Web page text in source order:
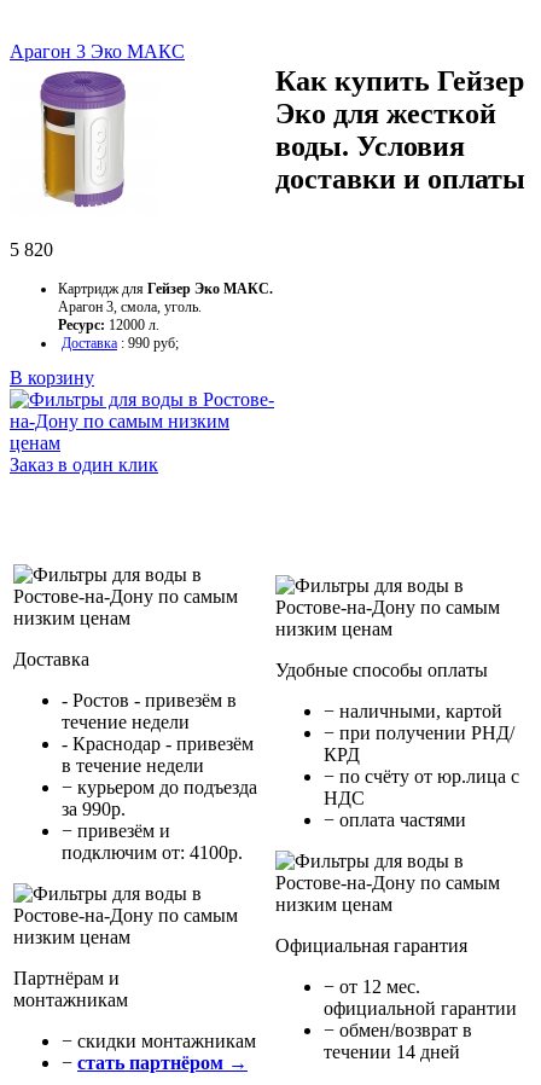
Арагон 3 Эко МАКС
5 820
Картридж для Гейзер Эко МАКС.
Арагон 3, смола, уголь.
Ресурс: 12000 л.
Доставка : 990 руб;
В корзину
Заказ в один клик
Как купить Гейзер
Эко для жесткой
воды. Условия
доставки и оплаты
Доставка
- Ростов - привезём в
течение недели
- Краснодар - привезём
в течение недели
− курьером до подъезда
за 990р.
− привезём и
подключим от: 4100р.
Партнёрам и
монтажникам
− cкидки монтажникам
− стать партнёром →
Удобные способы оплаты
− наличными, картой
− при получении РНД/
КРД
− по счёту от юр.лица с
НДС
− оплата частями
Официальная гарантия
− от 12 мес.
официальной гарантии
− обмен/возврат в
течении 14 дней